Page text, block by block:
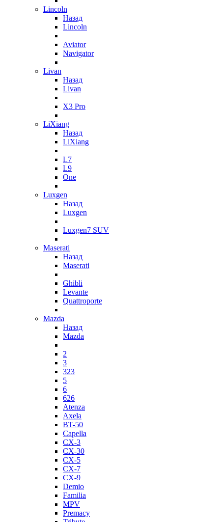
Lincoln
Назад
Lincoln
Aviator
Navigator
Livan
Назад
Livan
X3 Pro
LiXiang
Назад
LiXiang
L7
L9
One
Luxgen
Назад
Luxgen
Luxgen7 SUV
Maserati
Назад
Maserati
Ghibli
Levante
Quattroporte
Mazda
Назад
Mazda
2
3
323
5
6
626
Atenza
Axela
BT-50
Capella
CX-3
CX-30
CX-5
CX-7
CX-9
Demio
Familia
MPV
Premacy